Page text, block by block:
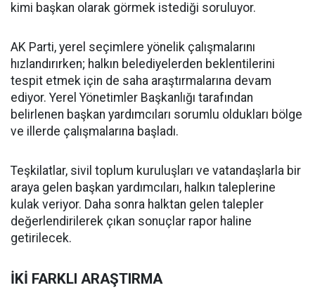
kimi başkan olarak görmek istediği soruluyor.
AK Parti, yerel seçimlere yönelik çalışmalarını
hızlandırırken; halkın belediyelerden beklentilerini
tespit etmek için de saha araştırmalarına devam
ediyor. Yerel Yönetimler Başkanlığı tarafından
belirlenen başkan yardımcıları sorumlu oldukları bölge
ve illerde çalışmalarına başladı.
Teşkilatlar, sivil toplum kuruluşları ve vatandaşlarla bir
araya gelen başkan yardımcıları, halkın taleplerine
kulak veriyor. Daha sonra halktan gelen talepler
değerlendirilerek çıkan sonuçlar rapor haline
getirilecek.
İKİ FARKLI ARAŞTIRMA